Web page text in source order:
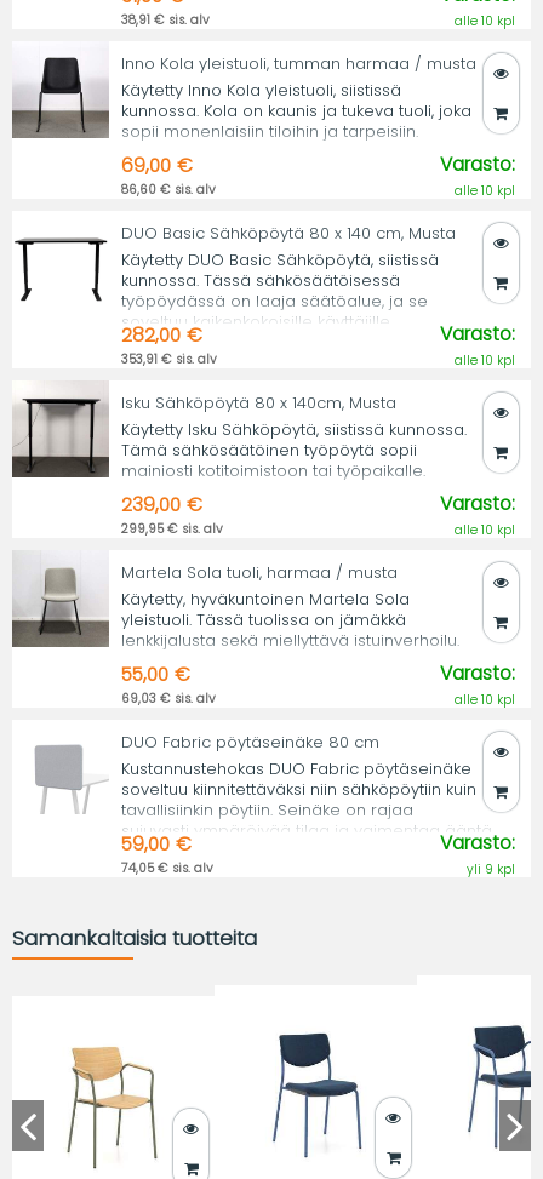
38,91 € sis. alv alle 10 kpl
Inno Kola yleistuoli, tumman harmaa / musta
Käytetty Inno Kola yleistuoli, siistissä
kunnossa. Kola on kaunis ja tukeva tuoli, joka
sopii monenlaisiin tiloihin ja tarpeisiin.
69,00 €
86,60 € sis. alv
Varasto:
alle 10 kpl
DUO Basic Sähköpöytä 80 x 140 cm, Musta
Käytetty DUO Basic Sähköpöytä, siistissä
kunnossa. Tässä sähkösäätöisessä
työpöydässä on laaja säätöalue, ja se
soveltuu kaikenkokoisille käyttäjille.
282,00 €
353,91 € sis. alv
Varasto:
alle 10 kpl
Isku Sähköpöytä 80 x 140cm, Musta
Käytetty Isku Sähköpöytä, siistissä kunnossa.
Tämä sähkösäätöinen työpöytä sopii
mainiosti kotitoimistoon tai työpaikalle.
239,00 €
299,95 € sis. alv
Varasto:
alle 10 kpl
Martela Sola tuoli, harmaa / musta
Käytetty, hyväkuntoinen Martela Sola
yleistuoli. Tässä tuolissa on jämäkkä
lenkkijalusta sekä miellyttävä istuinverhoilu.
55,00 €
69,03 € sis. alv
Varasto:
alle 10 kpl
DUO Fabric pöytäseinäke 80 cm
Kustannustehokas DUO Fabric pöytäseinäke
soveltuu kiinnitettäväksi niin sähköpöytiin kuin
tavallisiinkin pöytiin. Seinäke on rajaa
sujuvasti ympäröivää tilaa ja vaimentaa ääntä.
59,00 €
74,05 € sis. alv
Varasto:
yli 9 kpl
Samankaltaisia tuotteita